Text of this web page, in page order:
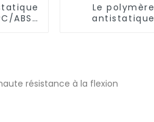
ABS,
Le polymère
antistatique